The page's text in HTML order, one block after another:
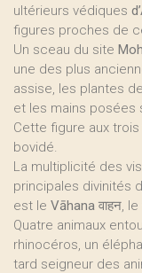
ultérieurs védiques
figures proches de
Un sceau du site
une des plus
assise, les plantes
et les mains posées
Cette figure aux
bovidé.
La multiplicité des
principales divinités
est le Vāhana वाहन,
Quatre animaux
rhinocéros, un
tard seigneur des